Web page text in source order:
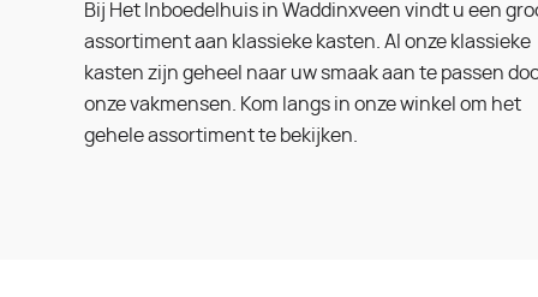
Bij Het Inboedelhuis in Waddinxveen vindt u een
assortiment aan klassieke kasten. Al onze klassieke
kasten zijn geheel naar uw smaak aan te passen
onze vakmensen. Kom langs in onze winkel om het
gehele assortiment te bekijken.